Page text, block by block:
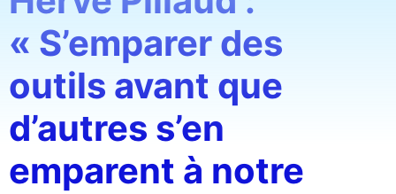
« S’emparer des
outils avant que
d’autres s’en
emparent à notre